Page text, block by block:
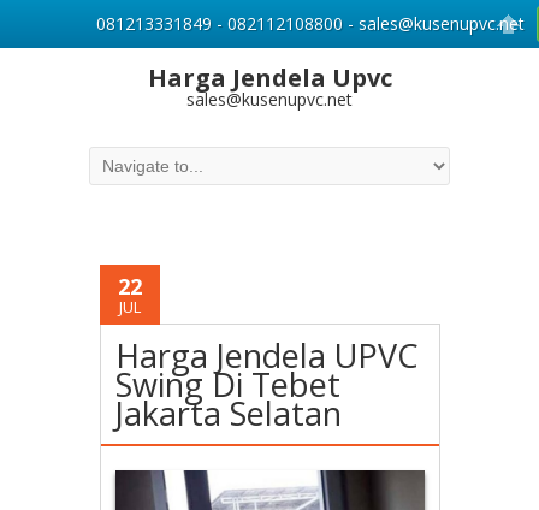
Harga Jendela Upvc
sales@kusenupvc.net
22
JUL
Harga Jendela UPVC
Swing Di Tebet
Jakarta Selatan
081213331849 - 082112108800 - sales@kusenupvc.net